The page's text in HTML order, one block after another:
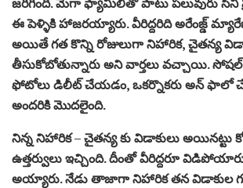
ఈ పెళ్ళికి హాజరయ్యారు. వీరిద్దరిది అరేంజ్డ్
అయితే గత కొన్ని రోజులుగా నిహారిక, చైతన్య
తీసుకోబోతున్నారు అని వార్తలు వచ్చాయి.
ఫోటోలు డిలీట్ చేయడం, ఒకర్నొకరు అన్
అందరికి మొదలైంది.
నిన్న నిహారిక – చైతన్య కు విడాకులు అయినట్టు
ఉత్తర్వులు ఇచ్చింది. దీంతో వీరిద్దరూ
అయ్యారు. నేడు తాజాగా నిహారిక తన విడాకుల